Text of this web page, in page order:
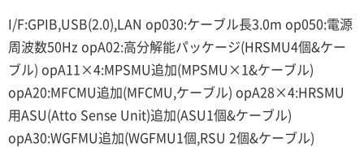
I/F:GPIB,USB(2.0),LAN op030:ケーブル長3.0m op050:電源
周波数50Hz opA02:高分解能パッケージ(HRSMU4個&ケー
ブル) opA11×4:MPSMU追加(MPSMU×1&ケーブル)
opA20:MFCMU追加(MFCMU,ケーブル) opA28×4:HRSMU
用ASU(Atto Sense Unit)追加(ASU1個&ケーブル)
opA30:WGFMU追加(WGFMU1個,RSU 2個&ケーブル)